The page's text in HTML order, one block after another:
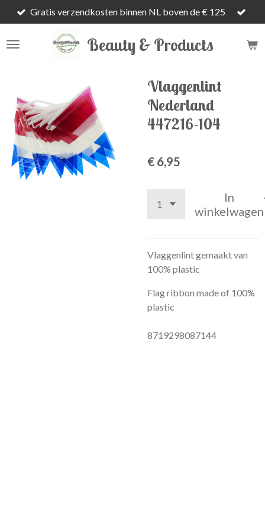
Ga
direct
naar
Beauty & Products
Gratis verzendkosten binnen NL boven de € 125
Vlaggenlint
Nederland
447216-104
€ 6,95
In
winkelwagen
Vlaggenlint gemaakt van
100% plastic
Flag ribbon made of 100%
plastic
8719298087144